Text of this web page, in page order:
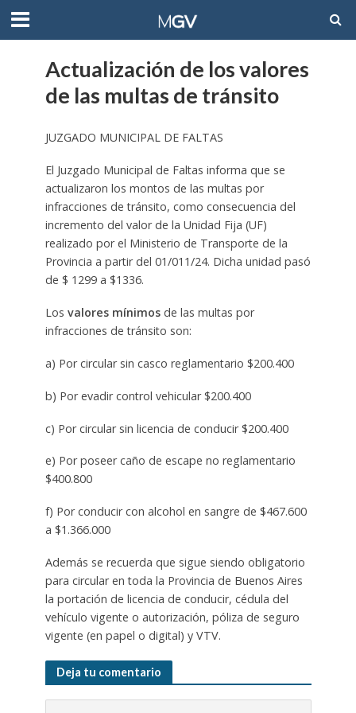
Actualización de los valores
de las multas de tránsito
JUZGADO MUNICIPAL DE FALTAS
El Juzgado Municipal de Faltas informa que se
actualizaron los montos de las multas por
infracciones de tránsito, como consecuencia del
incremento del valor de la Unidad Fija (UF)
realizado por el Ministerio de Transporte de la
Provincia a partir del 01/011/24. Dicha unidad pasó
de $ 1299 a $1336.
Los valores mínimosde las multas por
infracciones de tránsito son:
a) Por circular sin casco reglamentario $200.400
b) Por evadir control vehicular $200.400
c) Por circular sin licencia de conducir $200.400
e) Por poseer caño de escape no reglamentario
$400.800
f) Por conducir con alcohol en sangre de $467.600
a $1.366.000
Además se recuerda que sigue siendo obligatorio
para circular en toda la Provincia de Buenos Aires
la portación de licencia de conducir, cédula del
vehículo vigente o autorización, póliza de seguro
vigente (en papel o digital) y VTV.
Deja tu comentario